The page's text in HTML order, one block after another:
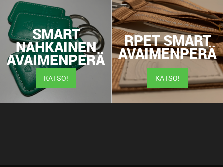
SMART
NAHKAINEN
AVAIMENPERÄ
KATSO!
RPET SMART
AVAIMENPERÄ
KATSO!